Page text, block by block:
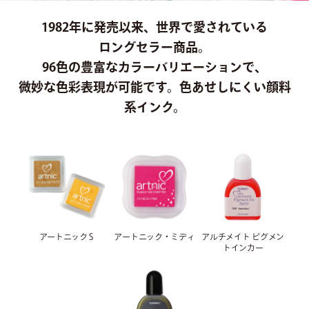
オンラインショップ
YoutubeInstagram
1982年に発売以来、世界で愛されている
ロングセラー商品。
96色の豊富なカラーバリエーションで、
微妙な色彩表現が可能です。色あせしにくい顔料
系インク。
アートニック S アートニック・ミディ
アルチメイト ピグメン
トインカー